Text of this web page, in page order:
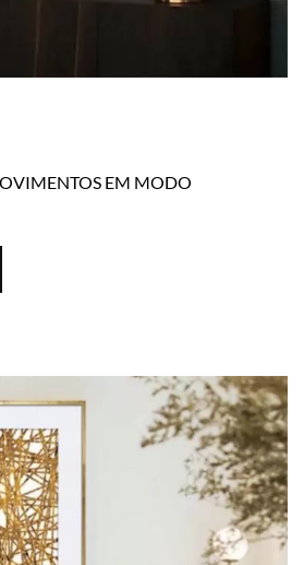
EM MODO